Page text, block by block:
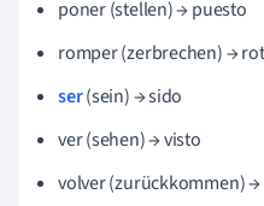
poner (stellen) → puesto
romper (zerbrechen) →
ser(sein) → sido
ver (sehen) → visto
volver (zurückkommen)